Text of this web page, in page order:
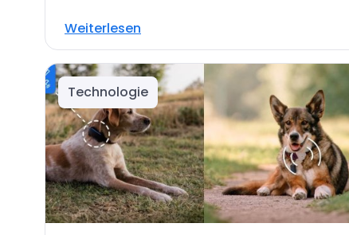
Weiterlesen
Technologie